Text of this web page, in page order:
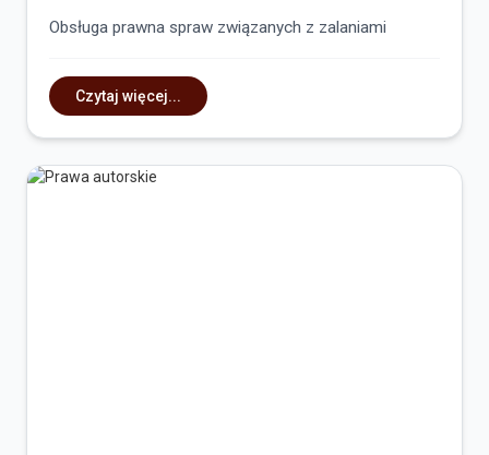
Obsługa prawna spraw związanych z zalaniami
Czytaj więcej...